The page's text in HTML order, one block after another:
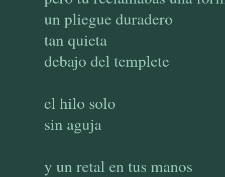
un pliegue duradero
tan quieta
debajo del templete
el hilo solo
sin aguja
y un retal en tus manos